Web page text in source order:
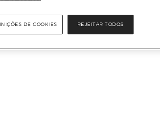
REJEITAR TODOS
DE COOKIES